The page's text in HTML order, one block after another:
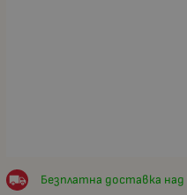
Безплатна доставка над